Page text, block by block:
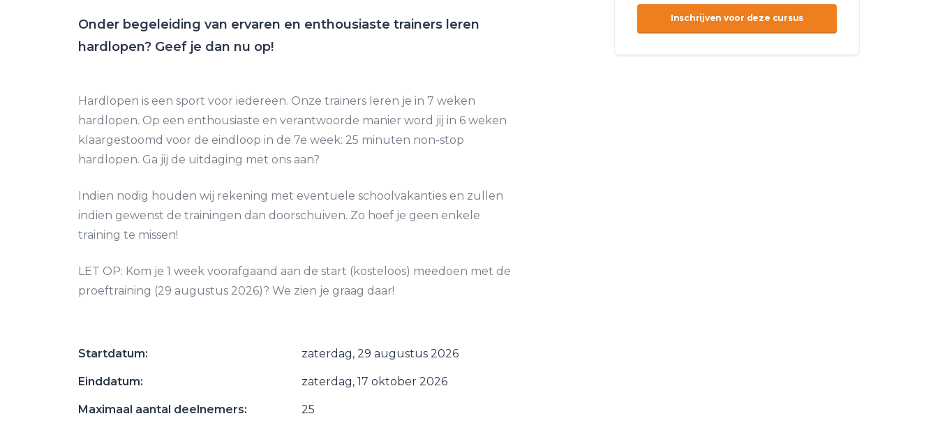
Onder begeleiding van ervaren en enthousiaste trainers leren
hardlopen? Geef je dan nu op!
Hardlopen is een sport voor iedereen. Onze trainers leren je in 7 weken
hardlopen. Op een enthousiaste en verantwoorde manier word jij in 6 weken
klaargestoomd voor de eindloop in de 7e week: 25 minuten non-stop
hardlopen. Ga jij de uitdaging met ons aan?
Indien nodig houden wij rekening met eventuele schoolvakanties en zullen
indien gewenst de trainingen dan doorschuiven. Zo hoef je geen enkele
training te missen!
LET OP: Kom je 1 week voorafgaand aan de start (kosteloos) meedoen met de
proeftraining (29 augustus 2026)? We zien je graag daar!
Startdatum: zaterdag, 29 augustus 2026
Einddatum: zaterdag, 17 oktober 2026
Maximaal aantal deelnemers: 25
Inschrijven voor deze cursus